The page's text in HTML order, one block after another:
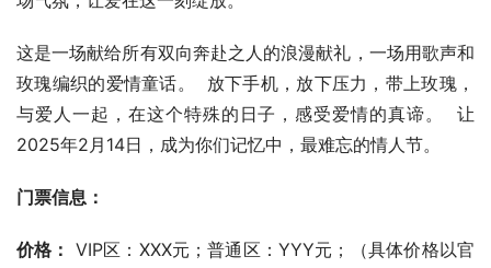
这是一场献给所有双向奔赴之人的浪漫献礼，一场用歌声和
玫瑰编织的爱情童话。  放下手机，放下压力，带上玫瑰，
与爱人一起，在这个特殊的日子，感受爱情的真谛。  让
2025年2月14日，成为你们记忆中，最难忘的情人节。
门票信息：
价格： VIP区：XXX元；普通区：YYY元；（具体价格以官